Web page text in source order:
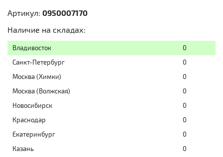
Артикул: 0950007170
Наличие на складах:
Владивосток
0
Санкт-Петербург
0
Москва (Химки)
0
Москва (Волжская)
0
Новосибирск
0
Краснодар
0
Екатеринбург
0
Казань
0